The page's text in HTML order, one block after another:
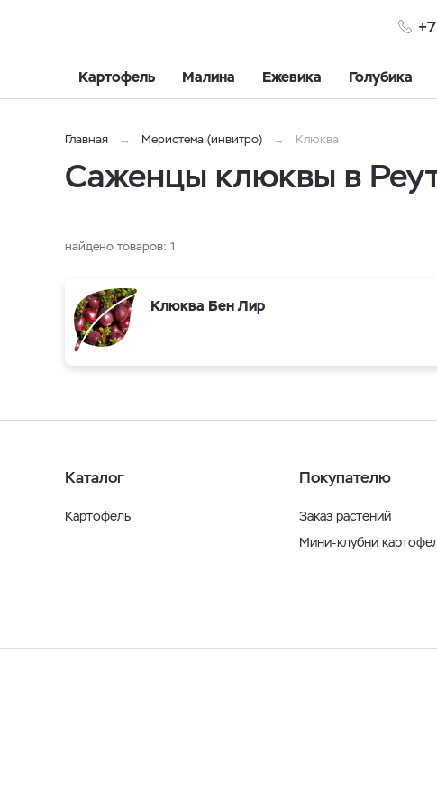
Картофель Малина Ежевика Голубика
Главная Меристема (инвитро) Клюква
Саженцы клюквы в
найдено товаров: 1
Клюква Бен Лир
Каталог
Картофель
Покупателю
Заказ растений
Мини-клубни